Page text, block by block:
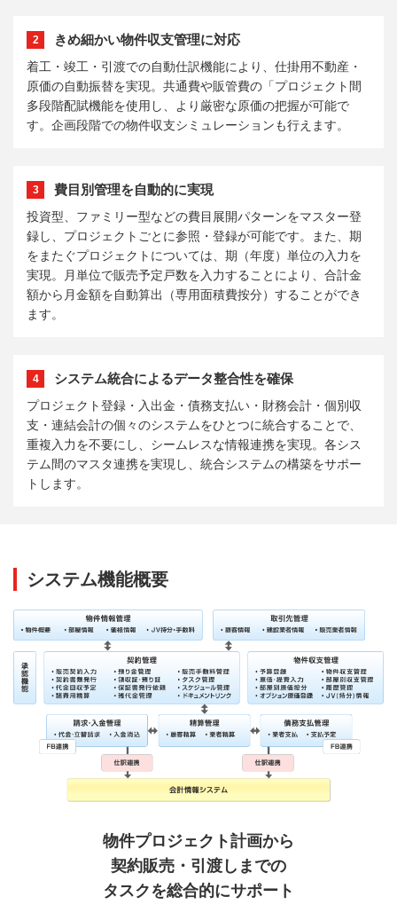
2 きめ細かい物件収支管理に対応
着工・竣工・引渡での自動仕訳機能により、仕掛用不動産・
原価の自動振替を実現。共通費や販管費の「プロジェクト間
多段階配賦機能を使用し、より厳密な原価の把握が可能で
す。企画段階での物件収支シミュレーションも行えます。
3 費目別管理を自動的に実現
投資型、ファミリー型などの費目展開パターンをマスター登
録し、プロジェクトごとに参照・登録が可能です。また、期
をまたぐプロジェクトについては、期（年度）単位の入力を
実現。月単位で販売予定戸数を入力することにより、合計金
額から月金額を自動算出（専用面積費按分）することができ
ます。
4 システム統合によるデータ整合性を確保
プロジェクト登録・入出金・債務支払い・財務会計・個別収
支・連結会計の個々のシステムをひとつに統合することで、
重複入力を不要にし、シームレスな情報連携を実現。各シス
テム間のマスタ連携を実現し、統合システムの構築をサポー
トします。
システム機能概要
物件プロジェクト計画から
契約販売・引渡しまでの
タスクを総合的にサポート